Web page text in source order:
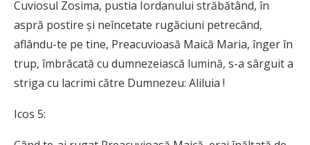
Cuviosul Zosima, pustia Iordanului stră­bătând, în
aspră postire și neîncetate rugă­ciuni petrecând,
aflându-te pe tine, Preacuvioasă Maică Maria, înger în
trup, îmbrăcată cu dum­ne­zeiască lumină, s-a sârguit a
striga cu lacrimi către Dumnezeu: Aliluia !
Icos 5: